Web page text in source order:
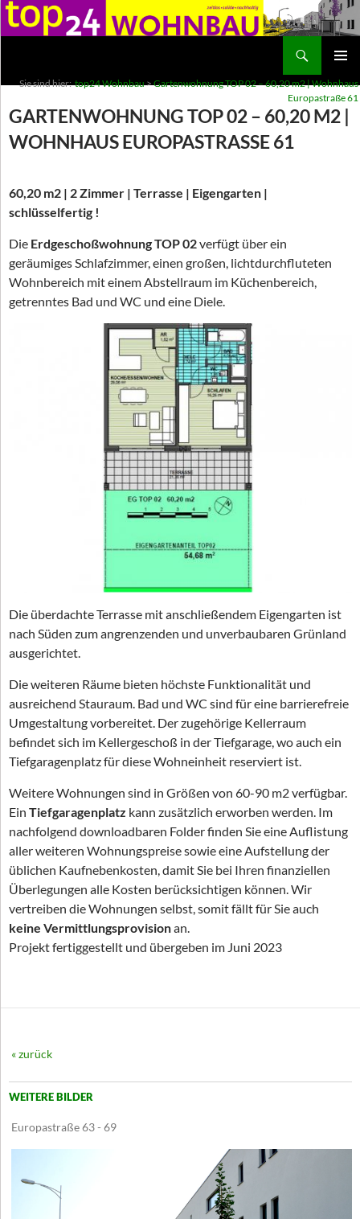
MENÜ
INHALT
Sie sind hier:top24 Wohnbau>Gartenwohnung TOP 02 – 60,20 m2 | Wohnhaus
Europastraße 61
GARTENWOHNUNG TOP 02 – 60,20 M2 |
WOHNHAUS EUROPASTRASSE 61
60,20 m2 | 2 Zimmer | Terrasse | Eigengarten |
schlüsselfertig !
Die Erdgeschoßwohnung TOP 02verfügt über ein
geräumiges Schlafzimmer, einen großen, lichtdurchfluteten
Wohnbereich mit einem Abstellraum im Küchenbereich,
getrenntes Bad und WC und eine Diele.
Die überdachte Terrasse mit anschließendem Eigengarten ist
nach Süden zum angrenzenden und unverbaubaren Grünland
ausgerichtet.
Die weiteren Räume bieten höchste Funktionalität und
ausreichend Stauraum. Bad und WC sind für eine barrierefreie
Umgestaltung vorbereitet. Der zugehörige Kellerraum
befindet sich im Kellergeschoß in der Tiefgarage, wo auch ein
Tiefgaragenplatz für diese Wohneinheit reserviert ist.
Weitere Wohnungen sind in Größen von 60-90 m2 verfügbar.
Ein Tiefgaragenplatz kann zusätzlich erworben werden. Im
nachfolgend downloadbaren Folder finden Sie eine Auflistung
aller weiteren Wohnungspreise sowie eine Aufstellung der
üblichen Kaufnebenkosten, damit Sie bei Ihren finanziellen
Überlegungen alle Kosten berücksichtigen können. Wir
vertreiben die Wohnungen selbst, somit fällt für Sie auch
keine Vermittlungsprovisionan.
Projekt fertiggestellt und übergeben im Juni 2023
« zurück
WEITERE BILDER
Europastraße 63 - 69